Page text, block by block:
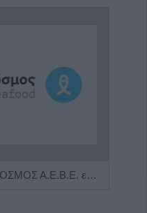
Η εταιρεία ΘΑΛΑΣΣΙΟΣ ΚΟΣΜΟΣ Α.Ε.Β.Ε. επιθυμεί να προσλάβει Αποθηκάριο